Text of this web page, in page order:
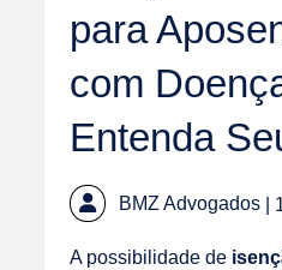
para
com
Entenda
BMZ Advogados |
A possibilidade de